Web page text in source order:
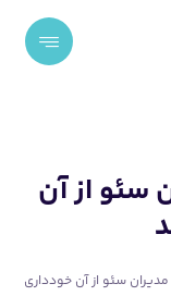
سئو از آن